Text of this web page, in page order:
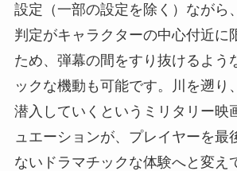
設定（一部の設定を除く）ながら
判定がキャラクターの中心付近に
ため、弾幕の間をすり抜けるよう
ックな機動も可能です。川を遡り
潜入していくというミリタリー映
ュエーションが、プレイヤーを最
ないドラマチックな体験へと変え